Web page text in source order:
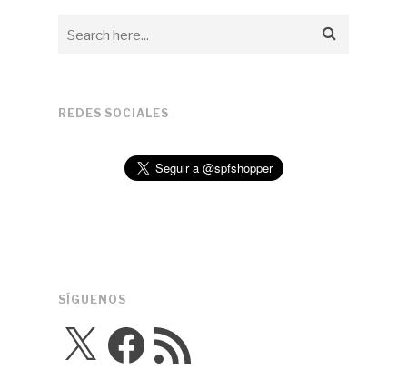
REDES SOCIALES
SÍGUENOS
X FacebookFeed
RSS